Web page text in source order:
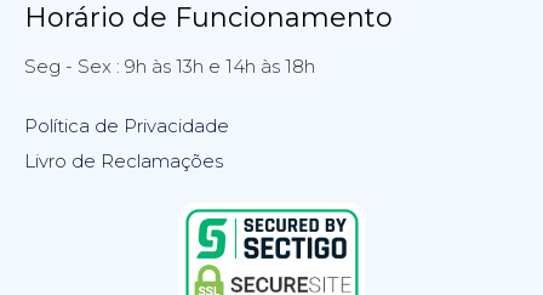
Horário de Funcionamento
Seg - Sex : 9h às 13h e 14h às 18h
Política de Privacidade
Livro de Reclamações